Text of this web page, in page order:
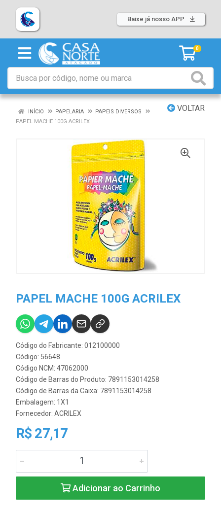
Baixe já nosso APP
0
VOLTAR
INÍCIO PAPELARIA
PAPEIS DIVERSOS
PAPEL MACHE 100G ACRILEX
PAPEL MACHE 100G ACRILEX
Código do Fabricante: 012100000
Código: 56648
Código NCM: 47062000
Código de Barras do Produto: 7891153014258
Código de Barras da Caixa: 7891153014258
Embalagem: 1X1
Fornecedor: ACRILEX
R$ 27,17
Adicionar ao Carrinho